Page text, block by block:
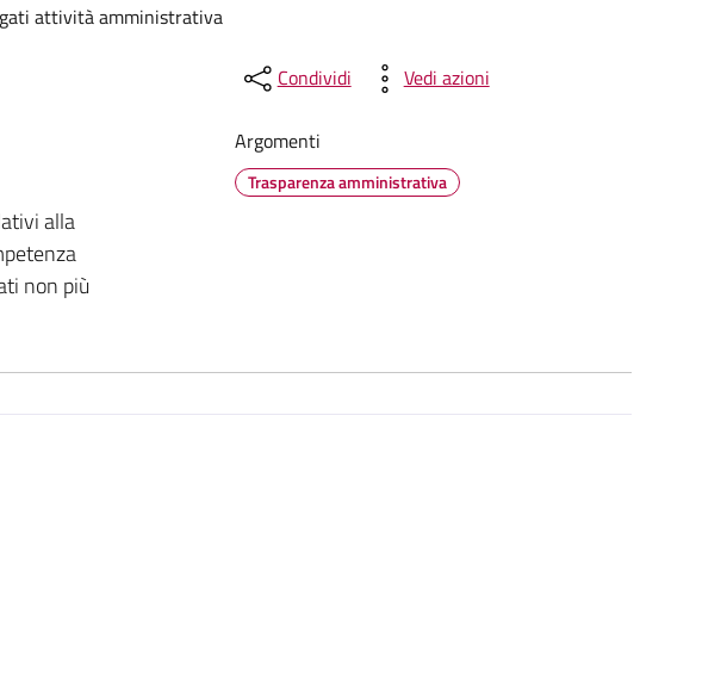
attività amministrativa
alla
non più
Condividi Vedi azioni
Argomenti
Trasparenza amministrativa